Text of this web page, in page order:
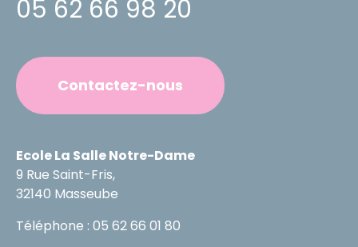
05 62 66 98 20
Contactez-nous
Ecole La Salle Notre-Dame
9 Rue Saint-Fris,
32140 Masseube
Téléphone : 05 62 66 01 80